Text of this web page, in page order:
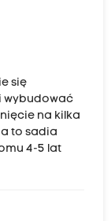
się
wybudować
na kilka
to sadia
4-5 lat